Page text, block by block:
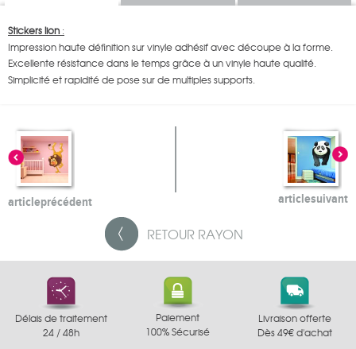
Stickers lion :
Impression haute définition sur vinyle adhésif avec découpe à la forme.
Excellente résistance dans le temps grâce à un vinyle haute qualité.
Simplicité et rapidité de pose sur de multiples supports.
articleprécédent articlesuivant
RETOUR RAYON
Délais de traitement
24 / 48h
Paiement
100% Sécurisé
Livraison offerte
Dès 49€ d'achat